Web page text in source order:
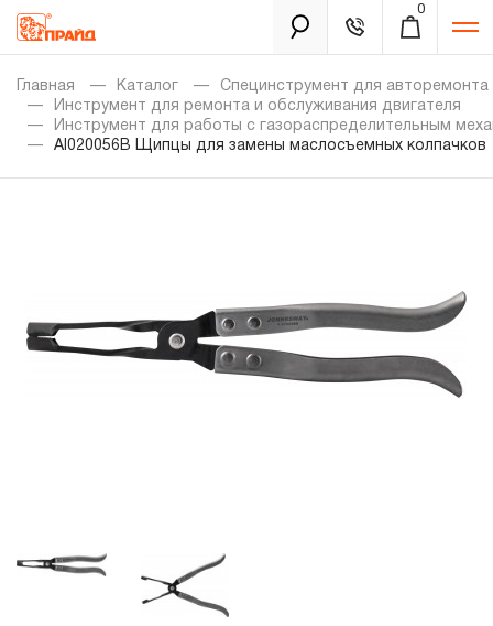
0
Каталог
Золотая лихорадка
Уцененный товар
Доставка и оплата
Забыли пароль?
Главная Каталог
Специнструмент для авторемонта
Инструмент для ремонта и обслуживания двигателя
Инструмент для работы с газораспределительным
AI020056B Щипцы для замены маслосъемных колпачков